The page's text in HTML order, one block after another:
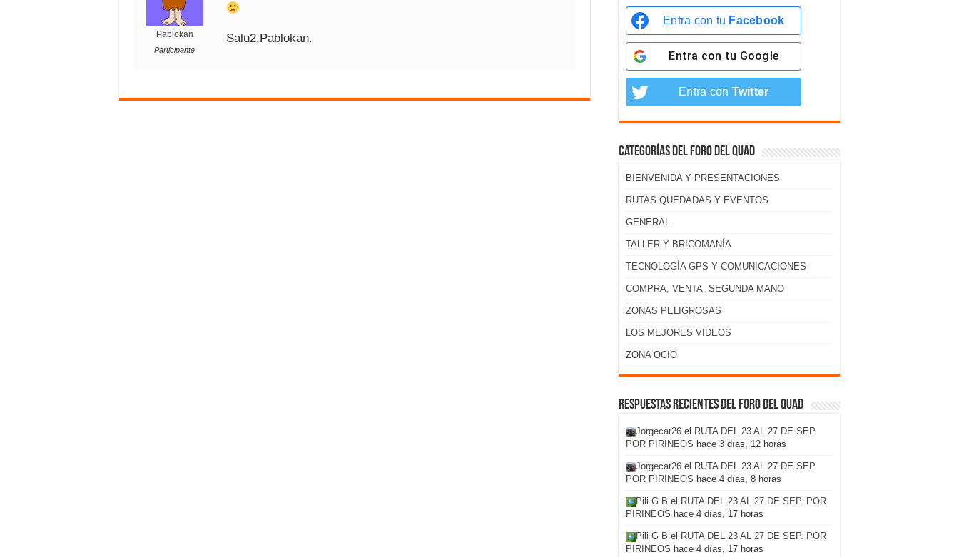
Pablokan
Participante
Salu2,Pablokan.
Entra con tu Facebook
Entra con tu Google
Entra con Twitter
Categorías del foro del Quad
BIENVENIDA Y PRESENTACIONES
RUTAS QUEDADAS Y EVENTOS
GENERAL
TALLER Y BRICOMANÍA
TECNOLOGÍA GPS Y COMUNICACIONES
COMPRA, VENTA, SEGUNDA MANO
ZONAS PELIGROSAS
LOS MEJORES VIDEOS
ZONA OCIO
Respuestas recientes del foro del Quad
Jorgecar26 el RUTA DEL 23 AL 27 DE SEP.
POR PIRINEOS hace 3 días, 12 horas
Jorgecar26 el RUTA DEL 23 AL 27 DE SEP.
POR PIRINEOS hace 4 días, 8 horas
Pili G B el RUTA DEL 23 AL 27 DE SEP. POR
PIRINEOS hace 4 días, 17 horas
Pili G B el RUTA DEL 23 AL 27 DE SEP. POR
PIRINEOS hace 4 días, 17 horas